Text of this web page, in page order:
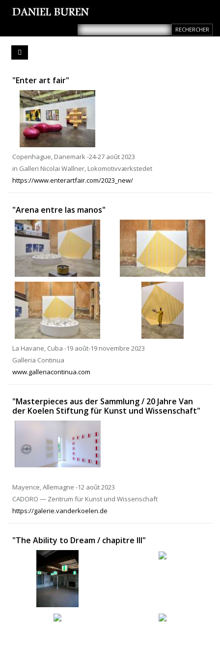
"Enter art fair"
Copenhague, Danemark -24-27 août 2023
in Galleri Nicolai Wallner, Lokomotivværkstedet
https://www.enterartfair.com/2023_new/
"Arena entre las manos"
La Havane, Cuba -19 août-19 novembre 2023
Galleria Continua
www.galleriacontinua.com
"Masterpieces aus der Sammlung / 20 Jahre Van
der Koelen Stiftung für Kunst und Wissenschaft"
Mayence, Allemagne -12 août 2023
CADORO — Zentrum für Kunst und Wissenschaft
https://galerie.vanderkoelen.de
"The Ability to Dream / chapitre III"